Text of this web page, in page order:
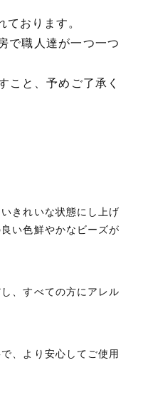
おります。
で職人達が一つ一つ
こと、予めご了承く
きれいな状態にし上げ
い色鮮やかなビーズが
、すべての方にアレル
、より安心してご使用
（クリーンエネ
グ